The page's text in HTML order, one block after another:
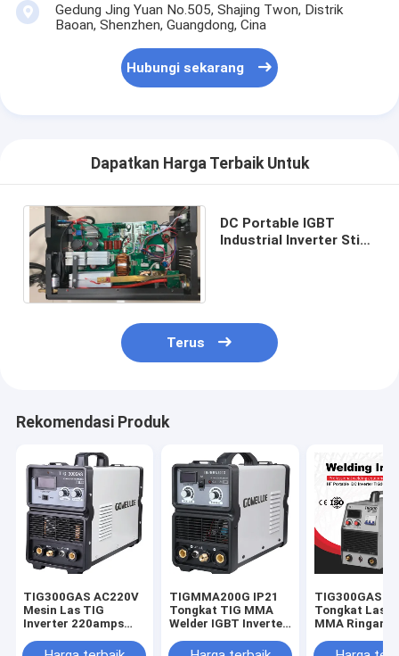
Gedung Jing Yuan No.505, Shajing Twon, Distrik
Baoan, Shenzhen, Guangdong, Cina
Hubungi sekarang
Dapatkan Harga Terbaik Untuk
DC Portable IGBT
Industrial Inverter Stick
Terus
Rekomendasi Produk
TIG300GAS AC220V
Mesin Las TIG
Inverter 220amps
TIGMMA200G IP21
Tongkat TIG MMA
Welder IGBT Inverter
TIG300GAS
Tongkat Las
MMA Ringan